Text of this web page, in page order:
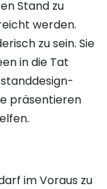
Stand zu
werden.
zu sein. Sie
in die Tat
präsentieren
im Voraus zu